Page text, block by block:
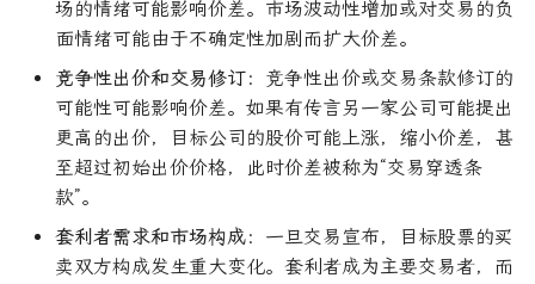
场的情绪可能影响价差。市场波动性增加或对交易的负
面情绪可能由于不确定性加剧而扩大价差。
竞争性出价和交易修订：竞争性出价或交易条款修订的
可能性可能影响价差。如果有传言另一家公司可能提出
更高的出价，目标公司的股价可能上涨，缩小价差，甚
至超过初始出价价格，此时价差被称为“交易穿透条
款”。
套利者需求和市场构成：一旦交易宣布，目标股票的买
卖双方构成发生重大变化。套利者成为主要交易者，而